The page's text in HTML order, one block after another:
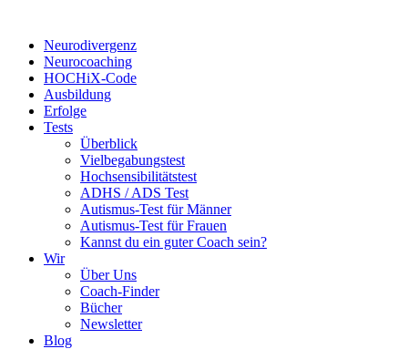
Neurodivergenz
Neurocoaching
HOCHiX-Code
Ausbildung
Erfolge
Tests
Überblick
Vielbegabungstest
Hochsensibilitätstest
ADHS / ADS Test
Autismus-Test für Männer
Autismus-Test für Frauen
Kannst du ein guter Coach sein?
Wir
Über Uns
Coach-Finder
Bücher
Newsletter
Blog